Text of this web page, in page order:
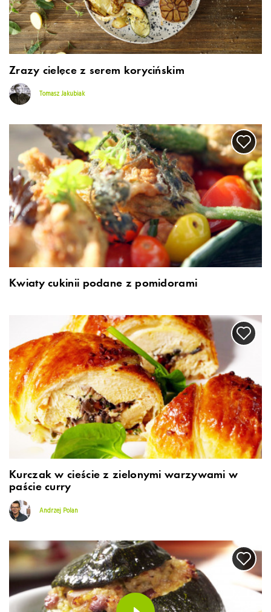
Zrazy cielęce z serem korycińskim
Tomasz Jakubiak
Kwiaty cukinii podane z pomidorami
Kurczak w cieście z zielonymi warzywami w
paście curry
Andrzej Polan